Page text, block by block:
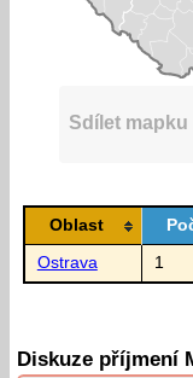
Sdílet mapku
Oblast
Ostrava 1
Diskuze příjmení